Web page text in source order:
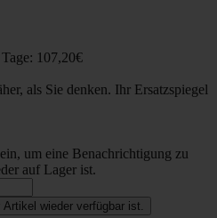
107,20€
als Sie denken. Ihr Ersatzspiegel
um eine Benachrichtigung zu
auf Lager ist.
wieder verfügbar ist.